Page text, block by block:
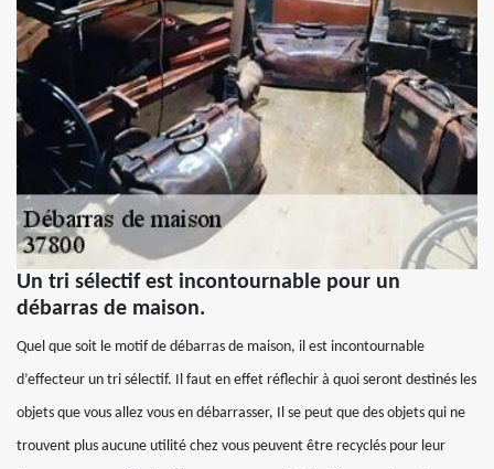
Un tri sélectif est incontournable pour un
débarras de maison.
Quel que soit le motif de débarras de maison, il est incontournable
d’effecteur un tri sélectif. Il faut en effet réflechir à quoi seront destinés les
objets que vous allez vous en débarrasser, Il se peut que des objets qui ne
trouvent plus aucune utilité chez vous peuvent être recyclés pour leur